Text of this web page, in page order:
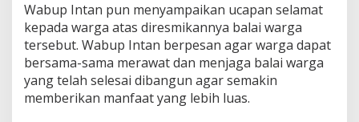
Wabup Intan pun menyampaikan ucapan selamat
kepada warga atas diresmikannya balai warga
tersebut. Wabup Intan berpesan agar warga dapat
bersama-sama merawat dan menjaga balai warga
yang telah selesai dibangun agar semakin
memberikan manfaat yang lebih luas.